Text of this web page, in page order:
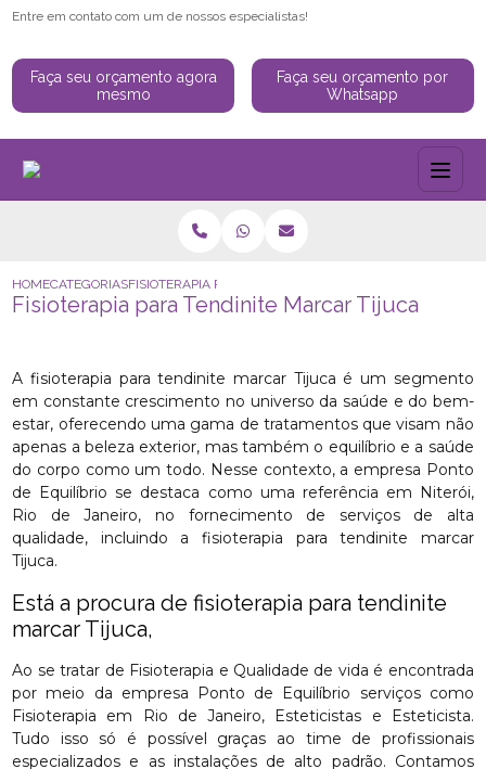
Entre em contato com um de nossos especialistas!
Faça seu orçamento agora
mesmo
Faça seu orçamento por
Whatsapp
HOMECATEGORIASFISIOTERAPIA PARA TENDINITE MARCAR TIJUCA
Fisioterapia para Tendinite Marcar Tijuca
A fisioterapia para tendinite marcar Tijuca é um segmento
em constante crescimento no universo da saúde e do bem-
estar, oferecendo uma gama de tratamentos que visam não
apenas a beleza exterior, mas também o equilíbrio e a saúde
do corpo como um todo. Nesse contexto, a empresa Ponto
de Equilíbrio se destaca como uma referência em Niterói,
Rio de Janeiro, no fornecimento de serviços de alta
qualidade, incluindo a fisioterapia para tendinite marcar
Tijuca.
Está a procura de fisioterapia para tendinite
marcar Tijuca,
Ao se tratar de Fisioterapia e Qualidade de vida é encontrada
por meio da empresa Ponto de Equilíbrio serviços como
Fisioterapia em Rio de Janeiro, Esteticistas e Esteticista.
Tudo isso só é possível graças ao time de profissionais
especializados e as instalações de alto padrão. Contamos